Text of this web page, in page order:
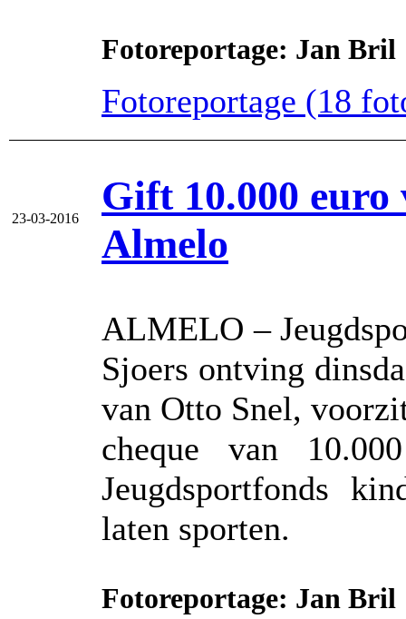
Fotoreportage: Jan Bril
Fotoreportage (18
23-03-2016
Gift 10.000
Almelo
ALMELO –
Sjoers ontving
van Otto Snel,
cheque van
Jeugdsportfonds
laten sporten.
Fotoreportage: Jan Bril